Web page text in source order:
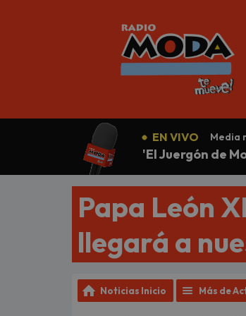
EN VIVO Media
'El Juergón de
Papa León
llegará a
Noticias Inicio Más de